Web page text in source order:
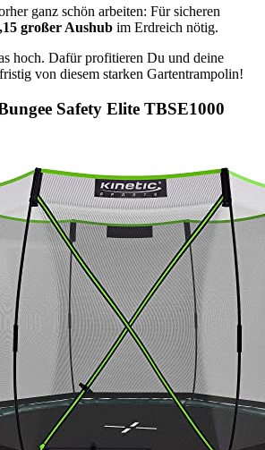
ganz schön arbeiten: Für sicheren
großer Aushub im Erdreich nötig.
hoch. Dafür profitieren Du und deine
von diesem starken Gartentrampolin!
Safety Elite TBSE1000